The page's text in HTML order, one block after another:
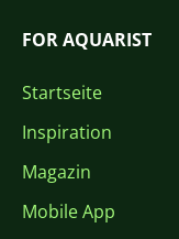
FOR AQUARIST
Startseite
Inspiration
Magazin
Mobile App